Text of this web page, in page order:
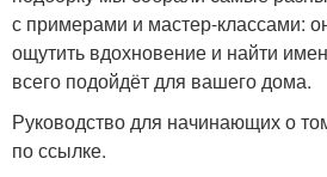
с примерами и мастер-классами:
ощутить вдохновение и найти
всего подойдёт для вашего дома.
Руководство для начинающих о
по ссылке.